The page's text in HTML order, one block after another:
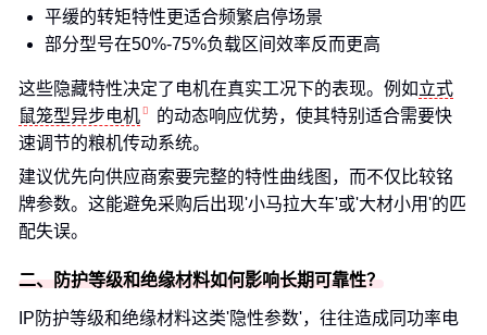
平缓的转矩特性更适合频繁启停场景
部分型号在50%-75%负载区间效率反而更高
这些隐藏特性决定了电机在真实工况下的表现。例如立式
鼠笼型异步电机
的动态响应优势，使其特别适合需要快
速调节的粮机传动系统。
建议优先向供应商索要完整的特性曲线图，而不仅比较铭
牌参数。这能避免采购后出现'小马拉大车'或'大材小用'的匹
配失误。
二、防护等级和绝缘材料如何影响长期可靠性？
IP防护等级和绝缘材料这类'隐性参数'，往往造成同功率电